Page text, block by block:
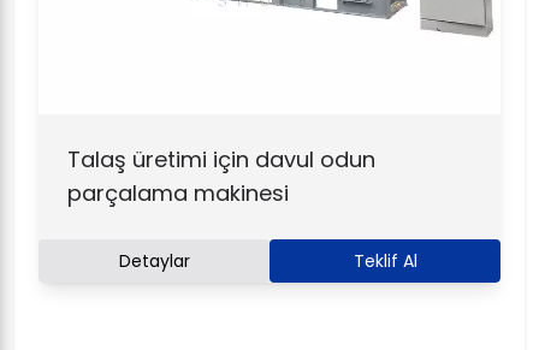
Talaş üretimi için davul odun
parçalama makinesi
Detaylar Teklif Al